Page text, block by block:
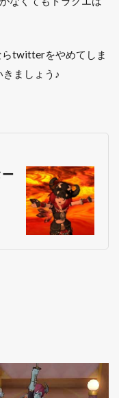
twitterをやめてしま
ましょう♪